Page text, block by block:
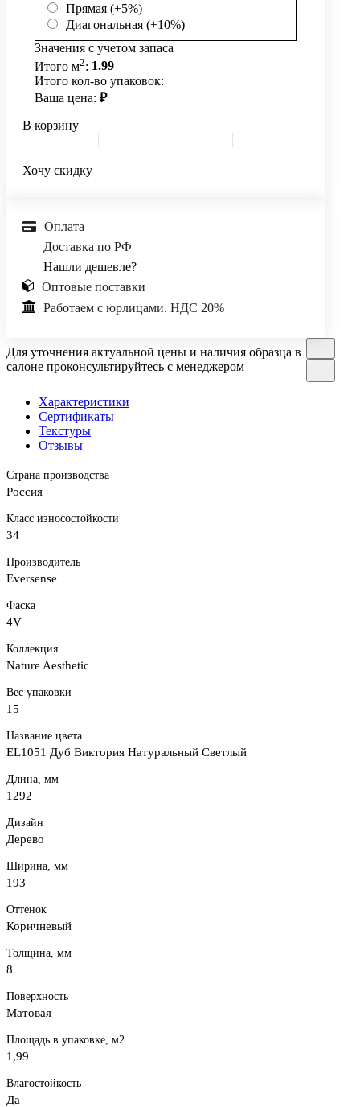
Прямая (+5%)
Диагональная (+10%)
Значения с учетом запаса
Итого м2: 1.99
Итого кол-во упаковок:
Ваша цена: ₽
В корзину
Хочу скидку
Оплата
Доставка по РФ
Нашли дешевле?
Оптовые поставки
Работаем с юрлицами. НДС 20%
Для уточнения актуальной цены и наличия образца в
салоне проконсультируйтесь с менеджером
Характеристики
Сертификаты
Текстуры
Отзывы
Страна производства
Россия
Класс износостойкости
34
Производитель
Eversense
Фаска
4V
Коллекция
Nature Aesthetic
Вес упаковки
15
Название цвета
EL1051 Дуб Виктория Натуральный Светлый
Длина, мм
1292
Дизайн
Дерево
Ширина, мм
193
Оттенок
Коричневый
Толщина, мм
8
Поверхность
Матовая
Площадь в упаковке, м2
1,99
Влагостойкость
Да